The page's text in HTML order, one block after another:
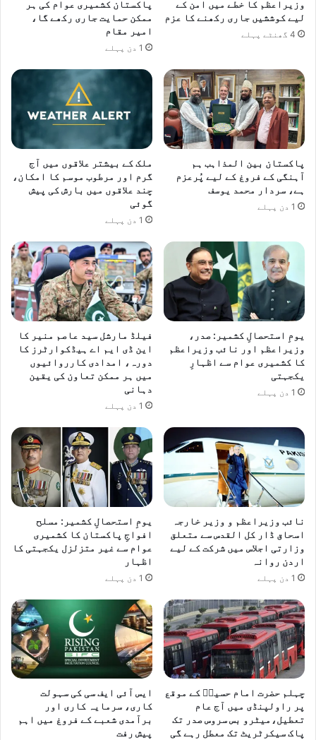
ں
پ
ظ
ہ
ا
ر
ت
ش
و
ی
ش
ب
س
د
ث
ے
ک
ا
ش
ک
ا
ر
،
ہ
ا
ک
وزیراعظم کا خطے میں امن کے
لیے کوششیں جاری رکھنے کا عزم
4 گھنٹے پہلے
پاکستان کشمیری عوام کی ہر
ممکن حمایت جاری رکھے گا،
امیر مقام
1 دن پہلے
پاکستان بین المذاہب ہم
آہنگی کے فروغ کے لیے پُرعزم
ہے، سردار محمد یوسف
1 دن پہلے
ملک کے بیشتر علاقوں میں آج
گرم اور مرطوب موسم کا امکان،
چند علاقوں میں بارش کی پیش
گوئی
1 دن پہلے
یومِ استحصالِ کشمیر: صدر،
وزیراعظم اور نائب وزیراعظم
کا کشمیری عوام سے اظہارِ
یکجہتی
1 دن پہلے
فیلڈ مارشل سید عاصم منیر کا
این ڈی ایم اے ہیڈکوارٹرز کا
دورہ، امدادی کارروائیوں
میں ہر ممکن تعاون کی یقین
دہانی
1 دن پہلے
نائب وزیراعظم و وزیر خارجہ
اسحاق ڈار کل القدس سے متعلق
وزارتی اجلاس میں شرکت کے لیے
اردن روانہ
1 دن پہلے
یومِ استحصالِ کشمیر: مسلح
افواجِ پاکستان کا کشمیری
عوام سے غیر متزلزل یکجہتی کا
اظہار
1 دن پہلے
چہلم حضرت امام حسینؓ کے موقع
پر راولپنڈی میں آج عام
تعطیل،میٹرو بس سروس صدر تک
پاک سیکرٹریٹ تک معطل رہے گی
ایس آئی ایف سی کی سہولت
کاری، سرمایہ کاری اور
برآمدی شعبے کے فروغ میں اہم
پیش رفت